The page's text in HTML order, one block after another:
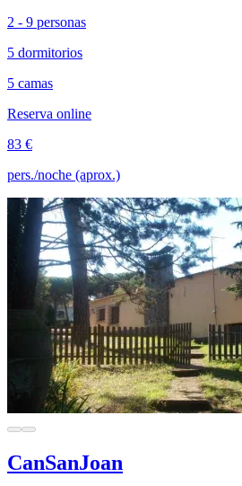
2 - 9 personas
5 dormitorios
5 camas
Reserva online
83 €
pers./noche (aprox.)
CanSanJoan